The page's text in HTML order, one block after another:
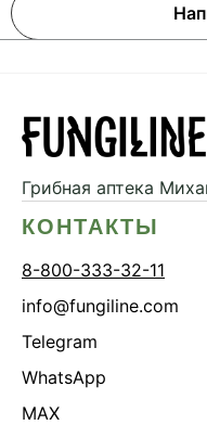
Грибная аптека
КОНТАКТЫ
8-800-333-32-11
info@fungiline.com
Telegram
WhatsApp
MAX